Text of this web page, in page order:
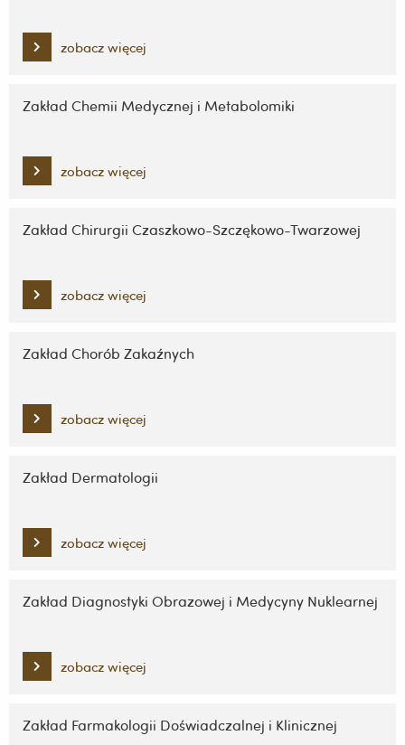
zobacz więcej
Zakład Chemii Medycznej i Metabolomiki
zobacz więcej
Zakład Chirurgii Czaszkowo-Szczękowo-Twarzowej
zobacz więcej
Zakład Chorób Zakaźnych
zobacz więcej
Zakład Dermatologii
zobacz więcej
Zakład Diagnostyki Obrazowej i Medycyny Nuklearnej
zobacz więcej
Zakład Farmakologii Doświadczalnej i Klinicznej